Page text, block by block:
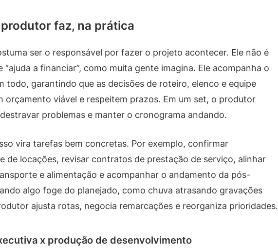
faz, na prática
ser o responsável por fazer o projeto acontecer. Ele não é
“ajuda a financiar”, como muita gente imagina. Ele acompanha o
todo, garantindo que as decisões de roteiro, elenco e equipe
orçamento viável e respeitem prazos. Em um set, o produtor
problemas e manter o cronograma andando.
vira tarefas bem concretas. Por exemplo, confirmar
de locações, revisar contratos de prestação de serviço, alinhar
e alimentação e acompanhar o andamento da pós-
algo foge do planejado, como chuva atrasando gravações
ajusta rotas, negocia remarcações e reorganiza prioridades.
x produção de desenvolvimento